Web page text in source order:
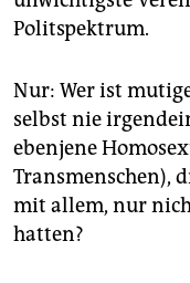
Politspektrum.
Nur: Wer ist
selbst nie
ebenjene
Transmenschen),
mit allem, nur
hatten?